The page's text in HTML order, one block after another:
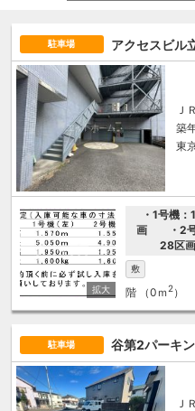
駐車場 アクセスビル
Ｊ
築
東
・1号機：
画 ・2号
28区画
敷
階
（0ｍ 2）
駐車場 谷第2パーキ
Ｊ